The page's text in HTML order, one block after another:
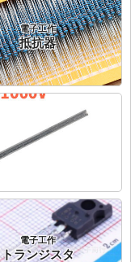
電子工作
抵抗器
電子工作
トランジスタ